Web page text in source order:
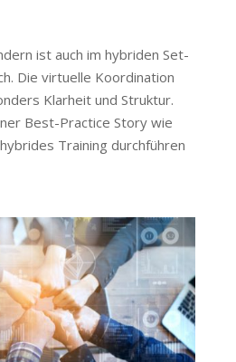
ist auch im hybriden Set-
Die virtuelle Koordination
Klarheit und Struktur.
Best-Practice Story wie
Training durchführen